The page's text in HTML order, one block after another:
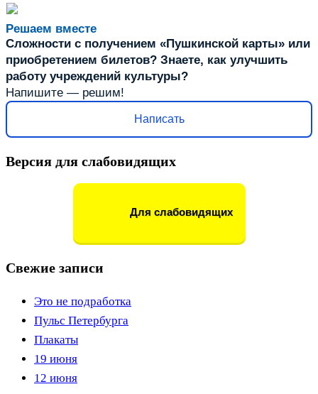
Решаем вместе
Сложности с получением «Пушкинской карты» или
приобретением билетов? Знаете, как улучшить
работу учреждений культуры?
Напишите — решим!
Написать
Версия для слабовидящих
Для слабовидящих
Свежие записи
Это не подработка
Пульс Петербурга
Плакаты
19 июня
12 июня